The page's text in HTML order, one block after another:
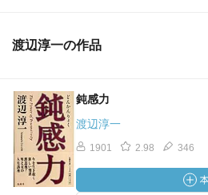
渡辺淳一の作品
鈍感力
渡辺淳一
1901 2.98 346